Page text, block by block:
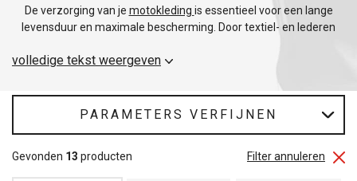
De verzorging van je motokleding is essentieel voor een lange
levensduur en maximale bescherming. Door textiel- en lederen
waterbestendig en flexibel. Goed opbergen in een droge en
en de kleur te voorkomen.Balsems en impregnatieshelpen om de
flexibiliteit en beschermende eigenschappen te herstellen, terwijl
volledige tekst weergeven
PARAMETERS VERFIJNEN
Filter annuleren
Gevonden 13 producten